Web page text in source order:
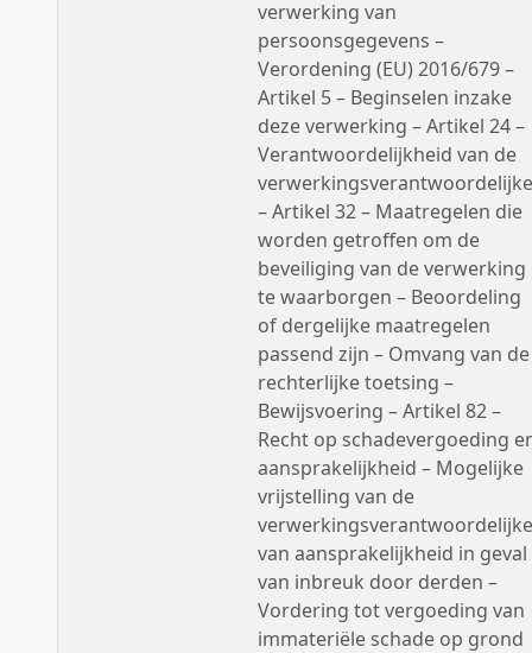
verwerking van
persoonsgegevens –
Verordening (EU) 2016/679 –
Artikel 5 – Beginselen inzake
deze verwerking – Artikel 24 –
Verantwoordelijkheid van de
verwerkingsverantwoordelijke
– Artikel 32 – Maatregelen die
worden getroffen om de
beveiliging van de verwerking
te waarborgen – Beoordeling
of dergelijke maatregelen
passend zijn – Omvang van de
rechterlijke toetsing –
Bewijsvoering – Artikel 82 –
Recht op schadevergoeding
aansprakelijkheid – Mogelijke
vrijstelling van de
verwerkingsverantwoordelijke
van aansprakelijkheid in geval
van inbreuk door derden –
Vordering tot vergoeding van
immateriële schade op grond